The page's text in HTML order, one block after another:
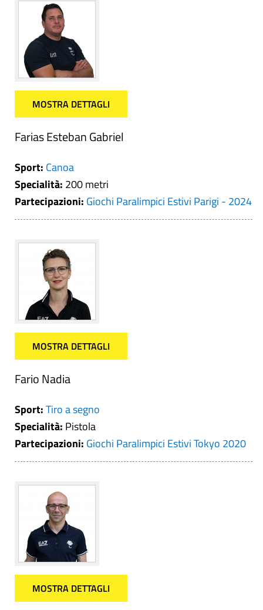
MOSTRA DETTAGLI
Farias Esteban Gabriel
Sport: Canoa
Specialità: 200 metri
Partecipazioni: Giochi Paralimpici Estivi Parigi - 2024
MOSTRA DETTAGLI
Fario Nadia
Sport:Tiro a segno
Specialità: Pistola
Partecipazioni: Giochi Paralimpici Estivi Tokyo 2020
MOSTRA DETTAGLI